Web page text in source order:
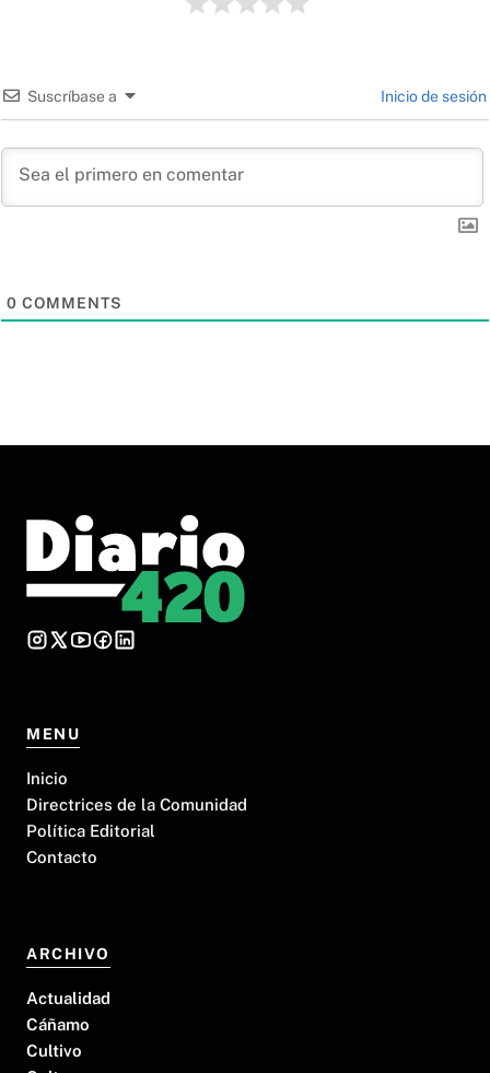
Suscríbase a Inicio de sesión
0 COMMENTS
MENU
Inicio
Directrices de la Comunidad
Política Editorial
Contacto
ARCHIVO
Actualidad
Cáñamo
Cultivo